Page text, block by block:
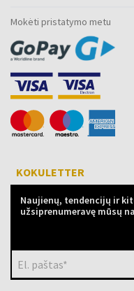
Mokėti pristatymo metu
KOKULETTER
Naujienų, tendencijų ir
užsiprenumeravę mūsų
El. paštas*